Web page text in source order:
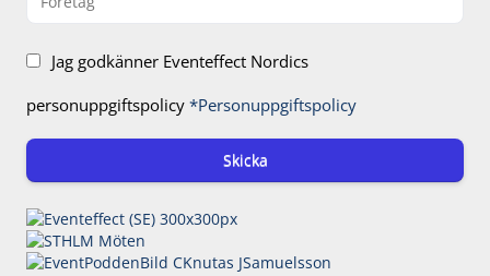
Jag godkänner Eventeffect Nordics
personuppgiftspolicy *Personuppgiftspolicy
Skicka